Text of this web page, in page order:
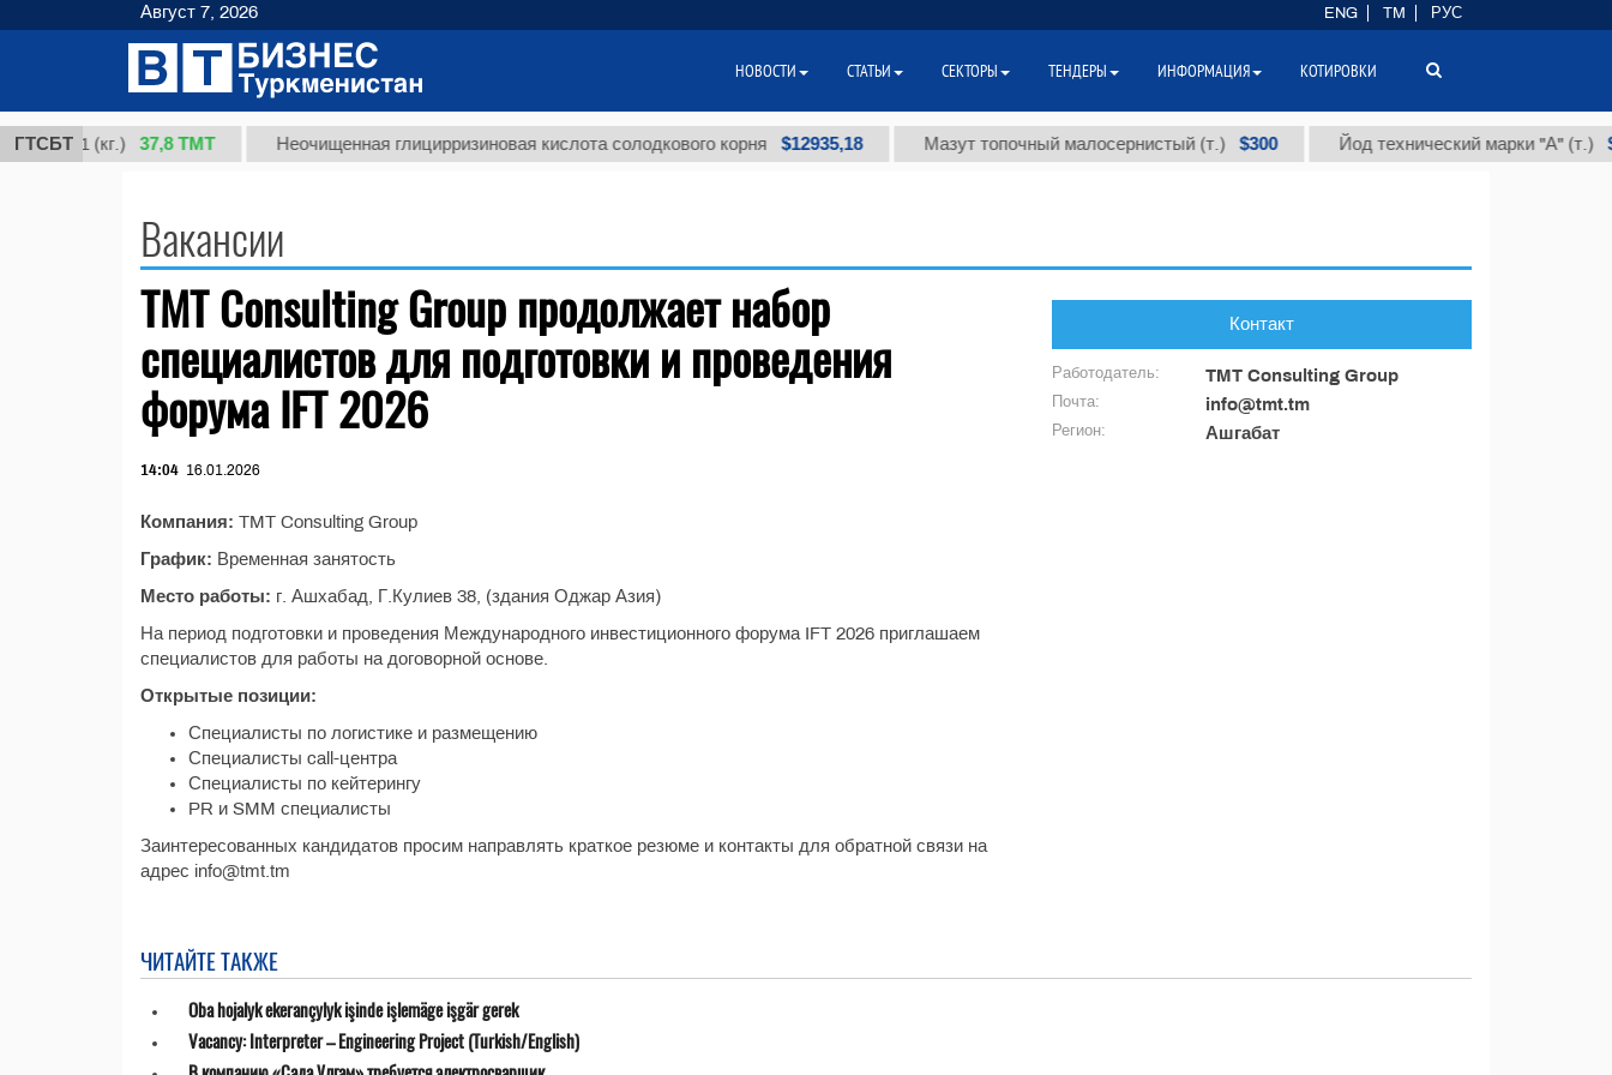
ГТСБТ
сорт 1 (кг.) 37,8 ТМТ Неочищенная глицирризиновая кислота солодкового корня $12935,18 Мазут топочный малосернистый (т.) $300 Йод технический марки "А" (т.)
Вакансии
TMT Consulting Group продолжает набор
специалистов для подготовки и проведения
форума IFT 2026
14:04 16.01.2026
Компания: TMT Consulting Group
График: Временная занятость
Место работы: г. Ашхабад, Г.Кулиев 38, (здания Оджар Азия)
На период подготовки и проведения Международного инвестиционного форума IFT 2026 приглашаем
специалистов для работы на договорной основе.
Открытые позиции:
Специалисты по логистике и размещению
Специалисты call-центра
Специалисты по кейтерингу
PR и SMM специалисты
Заинтересованных кандидатов просим направлять краткое резюме и контакты для обратной связи на
адрес info@tmt.tm
Контакт
Работодатель: TMT Consulting Group
Почта: info@tmt.tm
Регион: Ашгабат
ЧИТАЙТЕ ТАКЖЕ
Oba hojalyk ekerançylyk işinde işlemäge işgär gerek
Vacancy: Interpreter – Engineering Project (Turkish/English)
Август 7, 2026 ENG TM РУС
НОВОСТИ СТАТЬИ СЕКТОРЫ ТЕНДЕРЫ ИНФОРМАЦИЯ КОТИРОВКИ